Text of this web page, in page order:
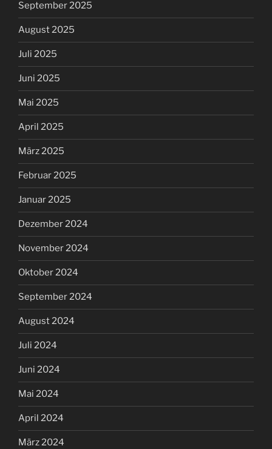
September 2025
August 2025
Juli 2025
Juni 2025
Mai 2025
April 2025
März 2025
Februar 2025
Januar 2025
Dezember 2024
November 2024
Oktober 2024
September 2024
August 2024
Juli 2024
Juni 2024
Mai 2024
April 2024
März 2024